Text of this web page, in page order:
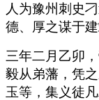
人为豫州刺史
德、厚之谋于
三年二月乙卯
毅从弟藩，凭
玉等，集义徒